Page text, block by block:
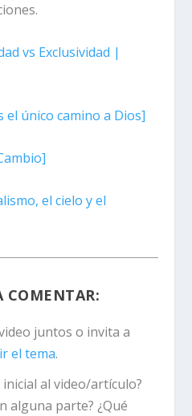
vs Exclusividad |
el único camino a Dios]
el cielo y el
COMENTAR:
juntos o invita a
el tema.
al video/artículo?
alguna parte? ¿Qué